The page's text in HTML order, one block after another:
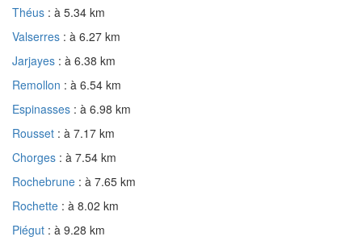
Théus : à 5.34 km
Valserres : à 6.27 km
Jarjayes : à 6.38 km
Remollon : à 6.54 km
Espinasses : à 6.98 km
Rousset : à 7.17 km
Chorges : à 7.54 km
Rochebrune : à 7.65 km
Rochette : à 8.02 km
Piégut : à 9.28 km